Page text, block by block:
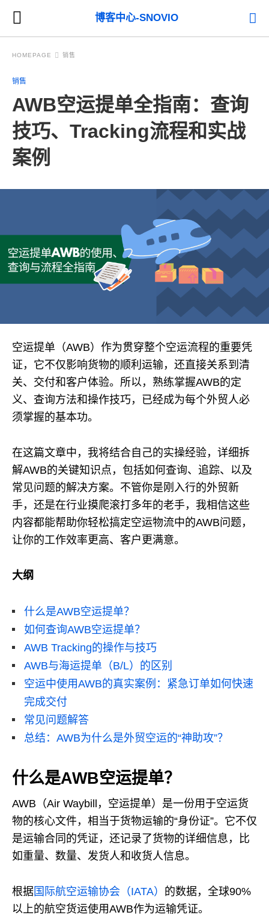
博客中心-SNOVIO
HOMEPAGE 销售
销售
AWB空运提单全指南：查询
技巧、Tracking流程和实战
案例
空运提单（AWB）作为贯穿整个空运流程的重要凭
证，它不仅影响货物的顺利运输，还直接关系到清
关、交付和客户体验。所以，熟练掌握AWB的定
义、查询方法和操作技巧，已经成为每个外贸人必
须掌握的基本功。
在这篇文章中，我将结合自己的实操经验，详细拆
解AWB的关键知识点，包括如何查询、追踪、以及
常见问题的解决方案。不管你是刚入行的外贸新
手，还是在行业摸爬滚打多年的老手，我相信这些
内容都能帮助你轻松搞定空运物流中的AWB问题，
让你的工作效率更高、客户更满意。
大纲
什么是AWB空运提单？
如何查询AWB空运提单？
AWB Tracking的操作与技巧
AWB与海运提单（B/L）的区别
空运中使用AWB的真实案例：紧急订单如何快速
完成交付
常见问题解答
总结：AWB为什么是外贸空运的“神助攻”？
什么是AWB空运提单？
AWB（Air Waybill，空运提单）是一份用于空运货
物的核心文件，相当于货物运输的“身份证”。它不仅
是运输合同的凭证，还记录了货物的详细信息，比
如重量、数量、发货人和收货人信息。
根据国际航空运输协会（IATA） 的数据，全球90%
以上的航空货运使用AWB作为运输凭证。